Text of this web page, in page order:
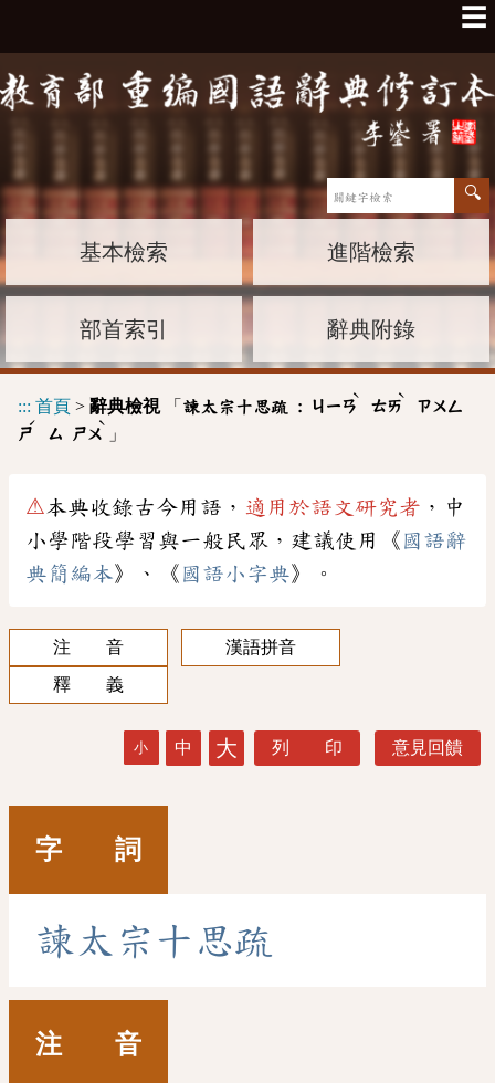
☰
基本檢索 進階檢索
部首索引 辭典附錄
::: 首頁 > 辭典檢視「 諫太宗十思疏 : ㄐㄧㄢ
ˋ
ㄊㄞ
ˋ
ㄗㄨㄥ
ㄕ
ˊ
ㄙ ㄕㄨ
ˋ
」
⚠本典收錄古今用語， 適用於語文研究者 ，中
小學階段學習與一般民眾，建議使用《 國語辭
典簡編本》、《 國語小字典》。
注 音
漢語拼音
釋 義
小 中 大 列 印 意見回饋
字 詞
諫 太 宗 十 思疏
注 音